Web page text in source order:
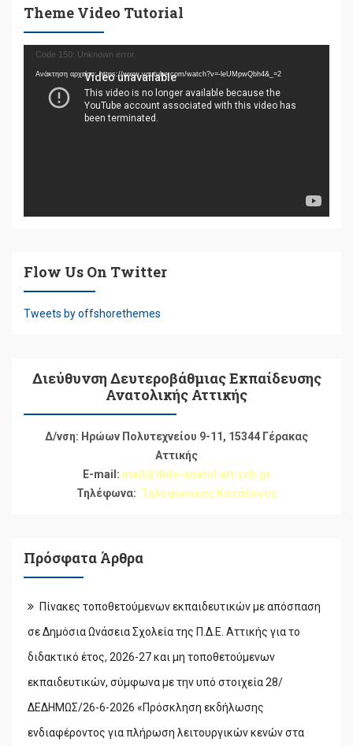
Theme Video Tutorial
Πρόγραμμα
Αναπαραγωγής
Βίντεο
Code 150: Unknown error.
Ανάκτηση αρχείου: https://www.youtube.com/watch?v=-leUMpwQbh4&_=2
Flow Us On Twitter
Tweets by offshorethemes
Διεύθυνση Δευτεροβάθμιας Εκπαίδευσης
Ανατολικής Αττικής
Δ/νση: Ηρώων Πολυτεχνείου 9-11, 15344 Γέρακας
Αττικής
E-mail: mail@dide-anatol.att.sch.gr
Τηλέφωνα: Τηλεφωνικός Κατάλογος
Πρόσφατα Άρθρα
Πίνακες τοποθετούμενων εκπαιδευτικών με απόσπαση
σε Δημόσια Ωνάσεια Σχολεία της Π.Δ.Ε. Αττικής για το
διδακτικό έτος, 2026-27 και μη τοποθετούμενων
εκπαιδευτικών, σύμφωνα με την υπό στοιχεία 28/
ΔΕΔΗΜΩΣ/26-6-2026 «Πρόσκληση εκδήλωσης
ενδιαφέροντος για πλήρωση λειτουργικών κενών στα